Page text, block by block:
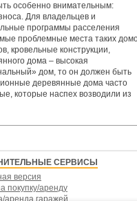
особенно внимательным:
Для владельцев и
программы расселения
проблемные места таких
кровельные конструкции,
дома – высокая
дом, то он должен быть
деревянные дома часто
которые наспех возводили из
СЕРВИСЫ
версия
покупку/аренду
аренда гаражей